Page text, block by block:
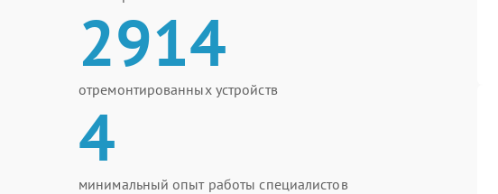
2914
отремонтированных устройств
4
минимальный опыт работы специалистов